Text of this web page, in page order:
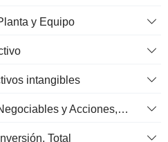
y Equipo
intangibles
Inversión en Valores Negociables y Acciones, Total
Total